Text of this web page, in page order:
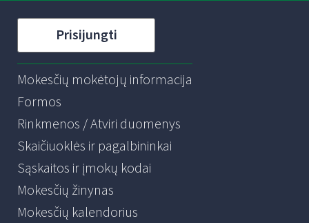
Prisijungti
Mokesčių mokėtojų informacija
Formos
Rinkmenos / Atviri duomenys
Skaičiuoklės ir pagalbininkai
Sąskaitos ir įmokų kodai
Mokesčių žinynas
Mokesčių kalendorius